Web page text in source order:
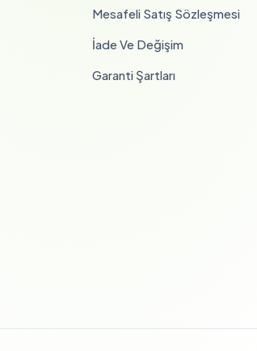
Mesafeli Satış Sözleşmesi
İade Ve Değişim
Garanti Şartları